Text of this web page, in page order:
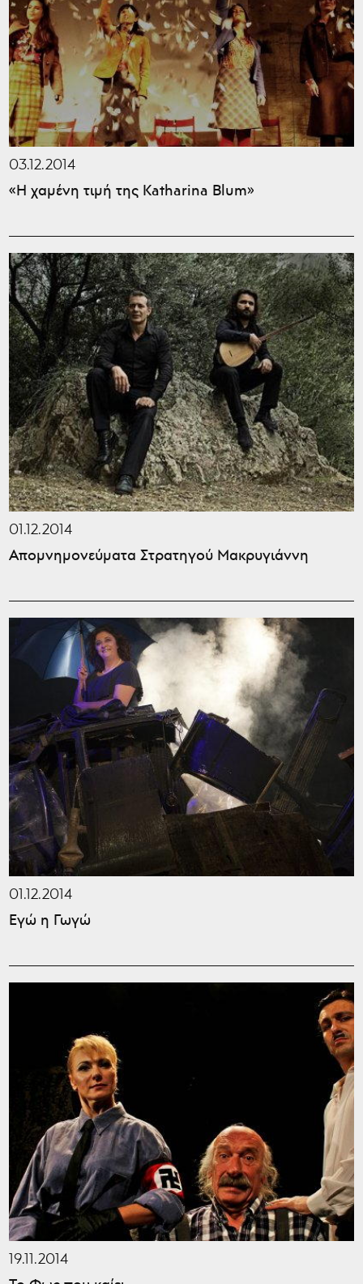
03.12.2014
«Η χαμένη τιμή της Κatharina Blum»
01.12.2014
Απομνημονεύματα Στρατηγού Μακρυγιάννη
01.12.2014
Εγώ η Γωγώ
19.11.2014